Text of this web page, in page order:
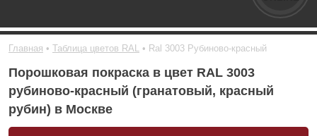
Главная Таблица цветов RAL Ral 3003 Рубиново-красный
Порошковая покраска в цвет RAL 3003
рубиново-красный (гранатовый, красный
рубин) в Москве